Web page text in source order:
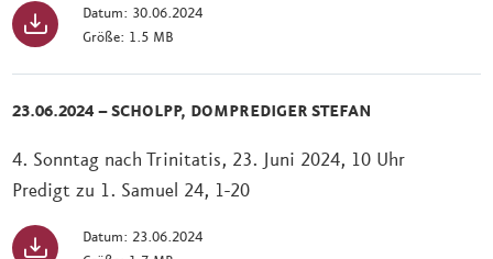
Datum: 30.06.2024
Größe: 1.5 MB
23.06.2024 – SCHOLPP, DOMPREDIGER STEFAN
4. Sonntag nach Trinitatis, 23. Juni 2024, 10 Uhr
Predigt zu 1. Samuel 24, 1-20
Datum: 23.06.2024